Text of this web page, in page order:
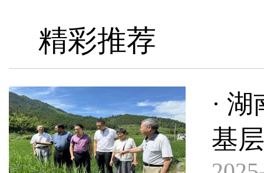
精彩推荐
·
基